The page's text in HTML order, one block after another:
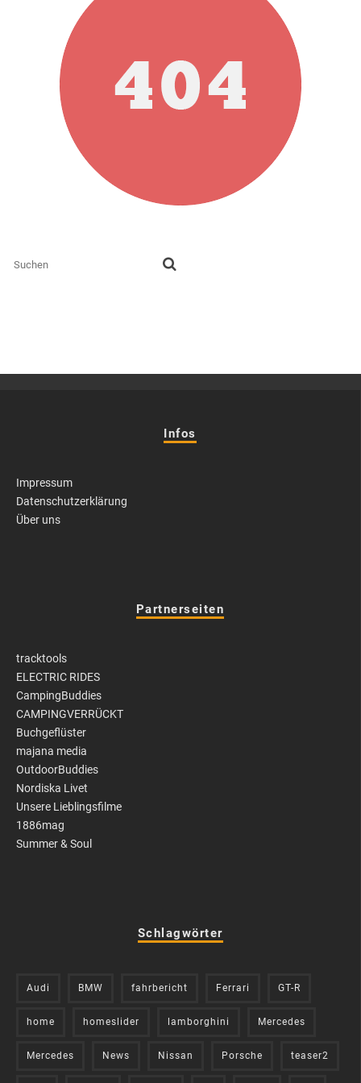
Infos
Impressum
Datenschutzerklärung
Über uns
Partnerseiten
tracktools
ELECTRIC RIDES
CampingBuddies
CAMPINGVERRÜCKT
Buchgeflüster
majana media
OutdoorBuddies
Nordiska Livet
Unsere Lieblingsfilme
1886mag
Summer & Soul
Schlagwörter
Audi BMW fahrbericht Ferrari GT-R
home homeslider lamborghini Mercedes
Mercedes News Nissan Porsche teaser2